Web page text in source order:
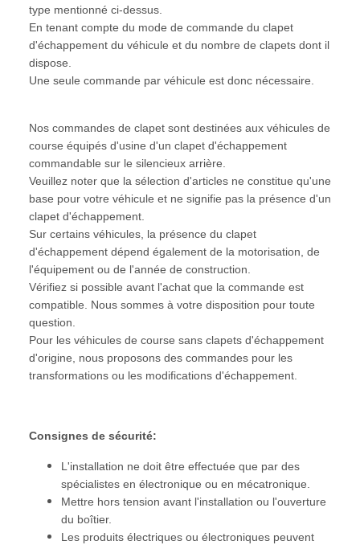
type mentionné ci-dessus.
En tenant compte du mode de commande du clapet
d'échappement du véhicule et du nombre de clapets dont il
dispose.
Une seule commande par véhicule est donc nécessaire.
Nos commandes de clapet sont destinées aux véhicules de
course équipés d'usine d'un clapet d'échappement
commandable sur le silencieux arrière.
Veuillez noter que la sélection d'articles ne constitue qu'une
base pour votre véhicule et ne signifie pas la présence d'un
clapet d'échappement.
Sur certains véhicules, la présence du clapet
d'échappement dépend également de la motorisation, de
l'équipement ou de l'année de construction.
Vérifiez si possible avant l'achat que la commande est
compatible. Nous sommes à votre disposition pour toute
question.
Pour les véhicules de course sans clapets d'échappement
d'origine, nous proposons des commandes pour les
transformations ou les modifications d'échappement.
Consignes de sécurité:
L'installation ne doit être effectuée que par des
spécialistes en électronique ou en mécatronique.
Mettre hors tension avant l'installation ou l'ouverture
du boîtier.
Les produits électriques ou électroniques peuvent